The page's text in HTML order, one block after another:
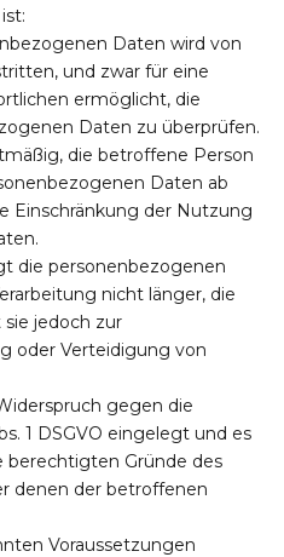
Daten wird von
und zwar für eine
ermöglicht, die
Daten zu überprüfen.
die betroffene Person
Daten ab
Einschränkung der Nutzung
die personenbezogenen
nicht länger, die
jedoch zur
oder Verteidigung von
gegen die
1 DSGVO eingelegt und es
berechtigten Gründe des
denen der betroffenen
Voraussetzungen